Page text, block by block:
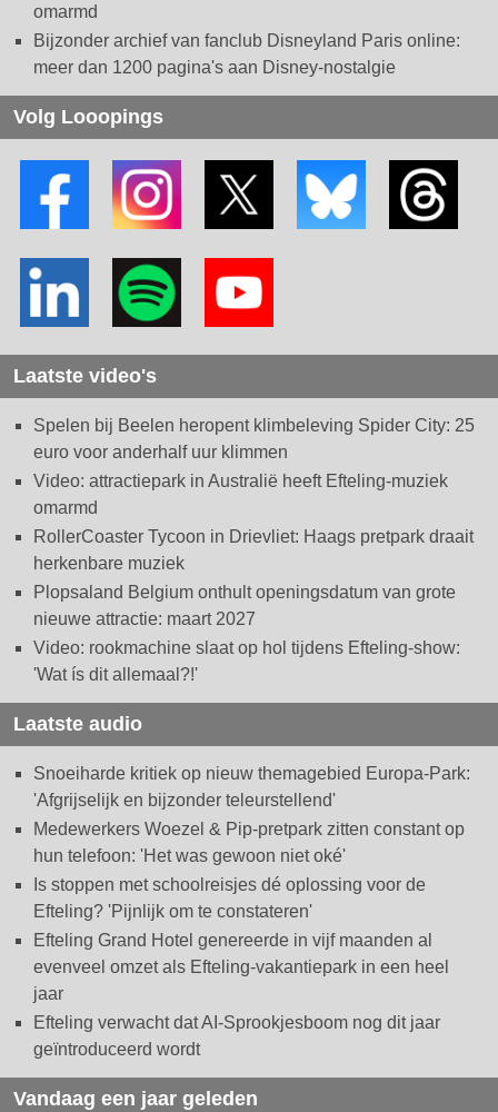
omarmd
Bijzonder archief van fanclub Disneyland Paris online:
meer dan 1200 pagina's aan Disney-nostalgie
Volg Looopings
Laatste video's
Spelen bij Beelen heropent klimbeleving Spider City: 25
euro voor anderhalf uur klimmen
Video: attractiepark in Australië heeft Efteling-muziek
omarmd
RollerCoaster Tycoon in Drievliet: Haags pretpark draait
herkenbare muziek
Plopsaland Belgium onthult openingsdatum van grote
nieuwe attractie: maart 2027
Video: rookmachine slaat op hol tijdens Efteling-show:
'Wat ís dit allemaal?!'
Laatste audio
Snoeiharde kritiek op nieuw themagebied Europa-Park:
'Afgrijselijk en bijzonder teleurstellend'
Medewerkers Woezel & Pip-pretpark zitten constant op
hun telefoon: 'Het was gewoon niet oké'
Is stoppen met schoolreisjes dé oplossing voor de
Efteling? 'Pijnlijk om te constateren'
Efteling Grand Hotel genereerde in vijf maanden al
evenveel omzet als Efteling-vakantiepark in een heel
jaar
Efteling verwacht dat AI-Sprookjesboom nog dit jaar
geïntroduceerd wordt
Vandaag een jaar geleden